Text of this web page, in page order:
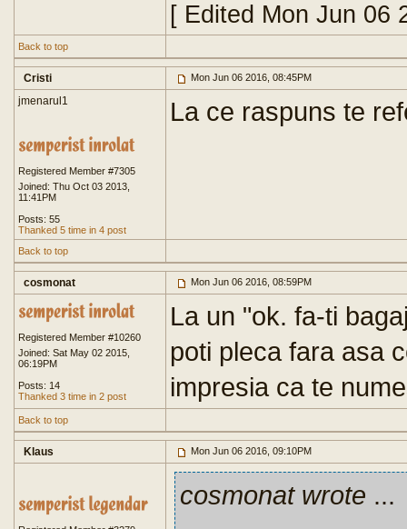
[ Edited Mon Jun 06
Back to top
Cristi Mon Jun 06 2016, 08:45PM
jmenarul1
Registered Member #7305
Joined: Thu Oct 03 2013,
11:41PM
Posts: 55
Thanked 5 time in 4 post
La ce raspuns te
Back to top
cosmonat Mon Jun 06 2016, 08:59PM
Registered Member #10260
Joined: Sat May 02 2015,
06:19PM
Posts: 14
Thanked 3 time in 2 post
La un "ok. fa-ti
poti pleca fara asa
impresia ca te
Back to top
Klaus Mon Jun 06 2016, 09:10PM
cosmonat wrote ...